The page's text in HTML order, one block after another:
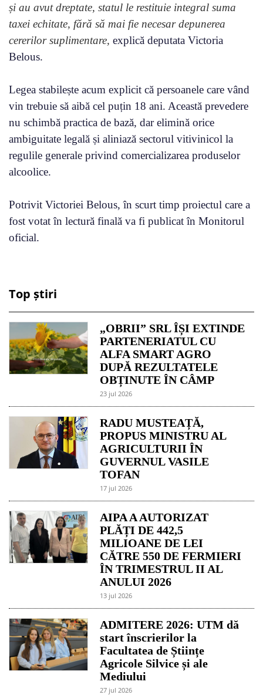
și au avut dreptate, statul le restituie integral suma
taxei echitate, fără să mai fie necesar depunerea
cererilor suplimentare, explică deputata Victoria
Belous.
Legea stabilește acum explicit că persoanele care vând
vin trebuie să aibă cel puțin 18 ani. Această prevedere
nu schimbă practica de bază, dar elimină orice
ambiguitate legală și aliniază sectorul vitivinicol la
regulile generale privind comercializarea produselor
alcoolice.
Potrivit Victoriei Belous, în scurt timp proiectul care a
fost votat în lectură finală va fi publicat în Monitorul
oficial.
Top știri
„OBRII” SRL ÎȘI EXTINDE
PARTENERIATUL CU
ALFA SMART AGRO
DUPĂ REZULTATELE
OBȚINUTE ÎN CÂMP
23 jul 2026
RADU MUSTEAȚĂ,
PROPUS MINISTRU AL
AGRICULTURII ÎN
GUVERNUL VASILE
TOFAN
17 jul 2026
AIPA A AUTORIZAT
PLĂȚI DE 442,5
MILIOANE DE LEI
CĂTRE 550 DE FERMIERI
ÎN TRIMESTRUL II AL
ANULUI 2026
13 jul 2026
ADMITERE 2026: UTM dă
start înscrierilor la
Facultatea de Științe
Agricole Silvice și ale
Mediului
27 jul 2026